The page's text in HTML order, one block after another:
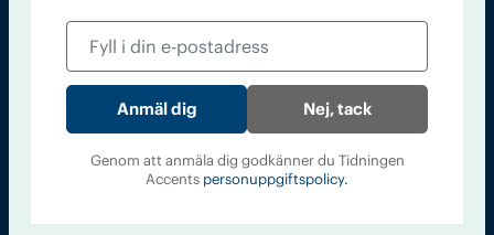
barbro@a4.se.
Kontakt Om Tidningen Tidningsarkiv In English
Läs tidigare
Nej, tack
Genom att anmäla dig godkänner du Tidningen
Accents personuppgiftspolicy.